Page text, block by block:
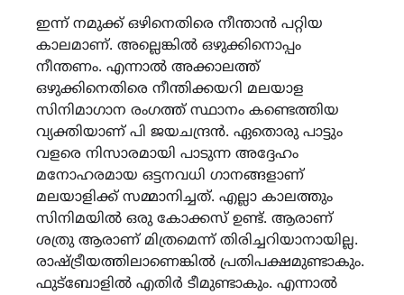
ഇന്ന് നമുക്ക് ഒഴിനെതിരെ നീന്താൻ പറ്റിയ
കാലമാണ്. അല്ലെങ്കിൽ ഒഴുക്കിനൊപ്പം
നീന്തണം. എന്നാൽ അക്കാലത്ത്
ഒഴുക്കിനെതിരെ നീന്തിക്കയറി മലയാള
സിനിമാഗാന രംഗത്ത് സ്ഥാനം കണ്ടെത്തിയ
വ്യക്തിയാണ് പി ജയചന്ദ്രൻ. ഏതൊരു പാട്ടും
വളരെ നിസാരമായി പാടുന്ന അദ്ദേഹം
മനോഹരമായ ഒട്ടനവധി ഗാനങ്ങളാണ്
മലയാളിക്ക് സമ്മാനിച്ചത്. എല്ലാ കാലത്തും
സിനിമയിൽ ഒരു കോക്കസ് ഉണ്ട്. ആരാണ്
ശത്രു ആരാണ് മിത്രമെന്ന് തിരിച്ചറിയാനായില്ല.
രാഷ്ട്രീയത്തിലാണെങ്കിൽ പ്രതിപക്ഷമുണ്ടാകും.
ഫുട്ബോളിൽ എതിർ ടീമുണ്ടാകും. എന്നാൽ